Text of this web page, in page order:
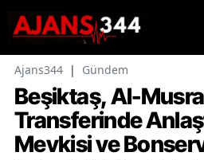
Ajans344 | Gündem
Beşiktaş, Al-
Transferinde
Mevkisi ve